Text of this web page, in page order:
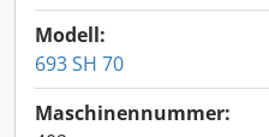
Modell:
693 SH 70
Maschinennummer: